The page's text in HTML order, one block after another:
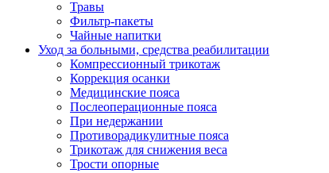
Травы
Фильтр-пакеты
Чайные напитки
Уход за больными, средства реабилитации
Компрессионный трикотаж
Коррекция осанки
Медицинские пояса
Послеоперационные пояса
При недержании
Противорадикулитные пояса
Трикотаж для снижения веса
Трости опорные